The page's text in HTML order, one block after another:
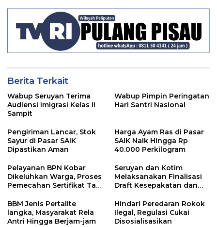
Berita Terkait
Wabup Seruyan Terima
Audiensi Imigrasi Kelas II
Sampit
Wabup Pimpin Peringatan
Hari Santri Nasional
Pengiriman Lancar, Stok
Sayur di Pasar SAIK
Dipastikan Aman
Harga Ayam Ras di Pasar
SAIK Naik Hingga Rp
40.000 Perkilogram
Pelayanan BPN Kobar
Dikeluhkan Warga, Proses
Pemecahan Sertifikat Tak
Seruyan dan Kotim
Melaksanakan Finalisasi
Draft Kesepakatan dan
BBM Jenis Pertalite
langka, Masyarakat Rela
Antri Hingga Berjam-jam
Hindari Peredaran Rokok
Ilegal, Regulasi Cukai
Disosialisasikan